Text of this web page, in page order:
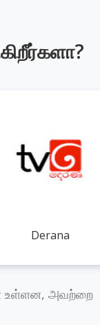
Derana
உள்ளன, அவற்றை